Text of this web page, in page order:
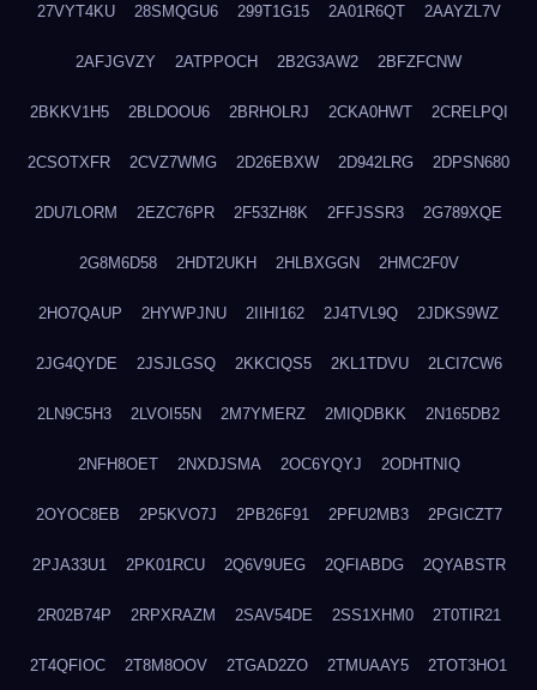
27VYT4KU 28SMQGU6 299T1G15 2A01R6QT 2AAYZL7V
2AFJGVZY 2ATPPOCH 2B2G3AW2 2BFZFCNW
2BKKV1H5 2BLDOOU6 2BRHOLRJ 2CKA0HWT 2CRELPQI
2CSOTXFR 2CVZ7WMG 2D26EBXW 2D942LRG 2DPSN680
2DU7LORM 2EZC76PR 2F53ZH8K 2FFJSSR3 2G789XQE
2G8M6D58 2HDT2UKH 2HLBXGGN 2HMC2F0V
2HO7QAUP 2HYWPJNU 2IIHI162 2J4TVL9Q 2JDKS9WZ
2JG4QYDE 2JSJLGSQ 2KKCIQS5 2KL1TDVU 2LCI7CW6
2LN9C5H3 2LVOI55N 2M7YMERZ 2MIQDBKK 2N165DB2
2NFH8OET 2NXDJSMA 2OC6YQYJ 2ODHTNIQ
2OYOC8EB 2P5KVO7J 2PB26F91 2PFU2MB3 2PGICZT7
2PJA33U1 2PK01RCU 2Q6V9UEG 2QFIABDG 2QYABSTR
2R02B74P 2RPXRAZM 2SAV54DE 2SS1XHM0 2T0TIR21
2T4QFIOC 2T8M8OOV 2TGAD2ZO 2TMUAAY5 2TOT3HO1